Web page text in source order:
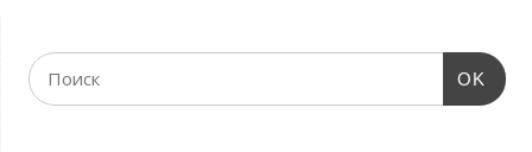
OK